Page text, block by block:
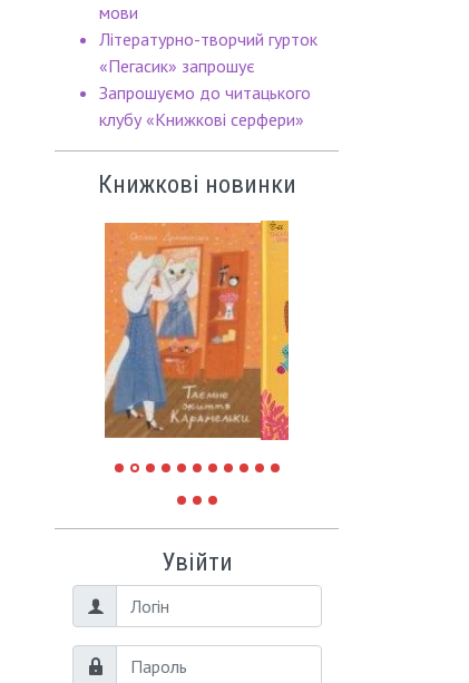
мови
Літературно-творчий гурток
«Пегасик» запрошує
Запрошуємо до читацького
клубу «Книжкові серфери»
Книжкові новинки
Увійти
Логін
Пароль